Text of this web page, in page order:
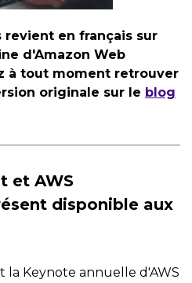
revient en français sur
d'Amazon Web
à tout moment retrouver
originale sur le blog
et AWS
disponible aux
la Keynote annuelle d'AWS